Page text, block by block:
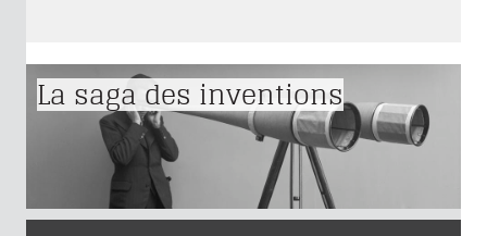
Vous êtes ici
La saga des inventions